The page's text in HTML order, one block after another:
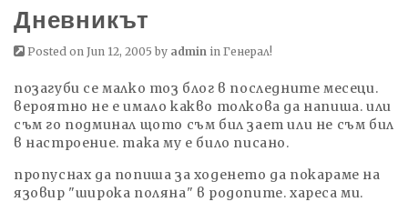
Дневникът
Posted on Jun 12, 2005 by admin in Генерал!
позагуби се малко тоз блог в последните месеци.
вероятно не е имало какво толкова да напиша. или
съм го подминал щото съм бил зает или не съм бил
в настроение. така му е било писано.
пропуснах да попиша за ходенето да покараме на
язовир "широка поляна" в родопите. хареса ми.